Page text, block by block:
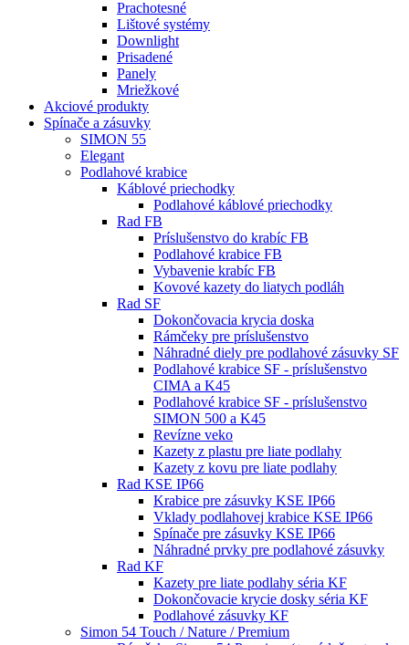
Prachotesné
Lištové systémy
Downlight
Prisadené
Panely
Mriežkové
Akciové produkty
Spínače a zásuvky
SIMON 55
Elegant
Podlahové krabice
Káblové priechodky
Podlahové káblové priechodky
Rad FB
Príslušenstvo do krabíc FB
Podlahové krabice FB
Vybavenie krabíc FB
Kovové kazety do liatych podláh
Rad SF
Dokončovacia krycia doska
Rámčeky pre príslušenstvo
Náhradné diely pre podlahové zásuvky SF
Podlahové krabice SF - príslušenstvo
CIMA a K45
Podlahové krabice SF - príslušenstvo
SIMON 500 a K45
Revízne veko
Kazety z plastu pre liate podlahy
Kazety z kovu pre liate podlahy
Rad KSE IP66
Krabice pre zásuvky KSE IP66
Vklady podlahovej krabice KSE IP66
Spínače pre zásuvky KSE IP66
Náhradné prvky pre podlahové zásuvky
Rad KF
Kazety pre liate podlahy séria KF
Dokončovacie krycie dosky séria KF
Podlahové zásuvky KF
Simon 54 Touch / Nature / Premium